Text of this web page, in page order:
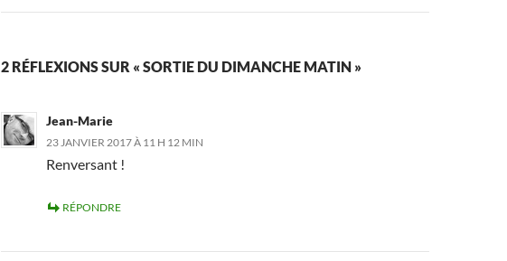
2 RÉFLEXIONS SUR « SORTIE DU DIMANCHE MATIN »
Jean-Marie
23 JANVIER 2017 À 11 H 12 MIN
Renversant !
RÉPONDRE